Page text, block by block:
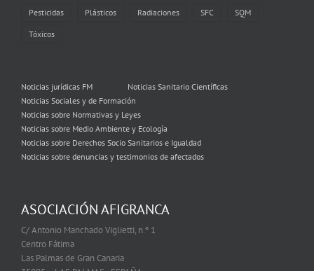
Pesticidas Plásticos Radiaciones SFC SQM
Tóxicos
Noticias jurídicas FM
Noticias Sanitario Científicas
Noticias Sociales y de Formación
Noticias sobre Normativas y Leyes
Noticias sobre Medio Ambiente y Ecología
Noticias sobre Derechos Socio Sanitarios e Igualdad
Noticias sobre denuncias y testimonios de afectados
ASOCIACIÓN AFIGRANCA
C/ Antonio Manchado Viglietti, n.º 1
Centro Fátima
Las Palmas de Gran Canaria